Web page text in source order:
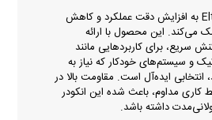
استفاده از EH38 از Eltra به افزایش دقت عملکرد و کاهش
می‌کند. این محصول با ارائه
سریع، برای کاربردهایی مانند
و سیستم‌های خودکار که نیاز به
انتخابی ایده‌آل است. مقاومت بالا در
کاری مداوم، باعث شده این انکودر
داشته باشد.